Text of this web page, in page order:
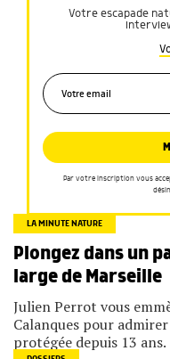
Votre escapade
Par votre inscription vous
LA MINUTE NATURE
Plongez dans un
large de Marseille
Julien Perrot vous
Calanques pour
protégée depuis 13 ans.